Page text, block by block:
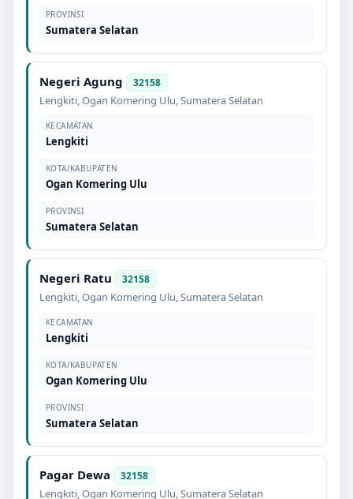
PROVINSI
Sumatera Selatan
Negeri Agung 32158
Lengkiti,Ogan Komering Ulu,Sumatera Selatan
KECAMATAN
Lengkiti
KOTA/KABUPATEN
Ogan Komering Ulu
PROVINSI
Sumatera Selatan
Negeri Ratu 32158
Lengkiti,Ogan Komering Ulu,Sumatera Selatan
KECAMATAN
Lengkiti
KOTA/KABUPATEN
Ogan Komering Ulu
PROVINSI
Sumatera Selatan
Pagar Dewa 32158
Lengkiti,Ogan Komering Ulu,Sumatera Selatan